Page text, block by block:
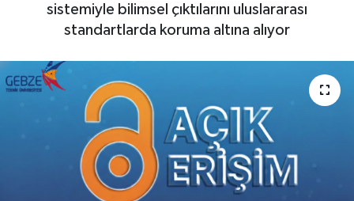
sistemiyle bilimsel çıktılarını uluslararası
standartlarda koruma altına alıyor